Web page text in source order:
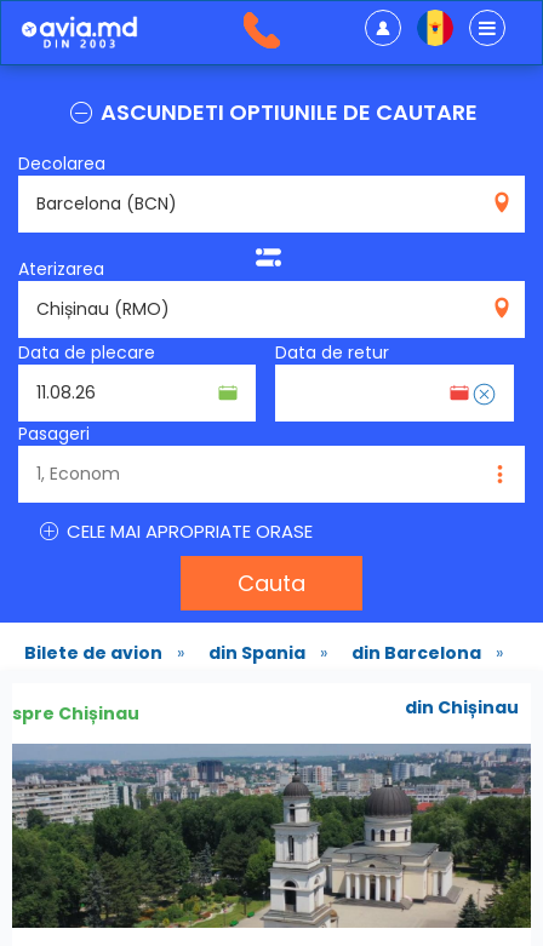
ASCUNDETI OPTIUNILE DE CAUTARE
Decolarea
Aterizarea
Data de plecare
Data de retur
Pasageri
CELE MAI APROPRIATE ORASE
Cauta
Bilete de avion » din Spania » din Barcelona »
spre Chișinau din Chișinau